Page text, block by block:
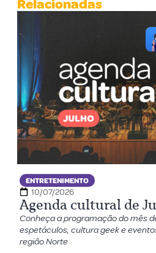
Relacionadas
ENTRETENIMENTO
10/07/2026
Agenda cultural de
Conheça a programação do mês
espetáculos, cultura geek e eventos gratuitos por toda a
região Norte